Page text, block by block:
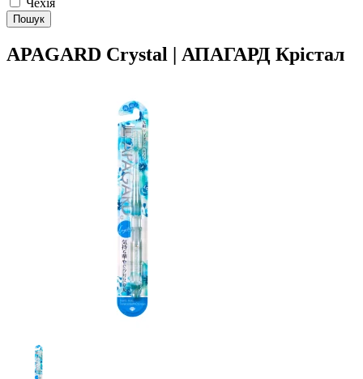
Чехія
Пошук
APAGARD Crystal | АПАГАРД Крістал